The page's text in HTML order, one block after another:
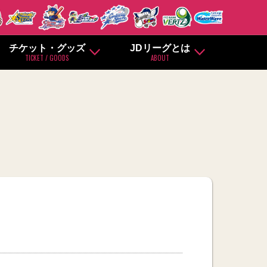
チケット・グッズ
TICKET / GOODS
JDリーグとは
ABOUT